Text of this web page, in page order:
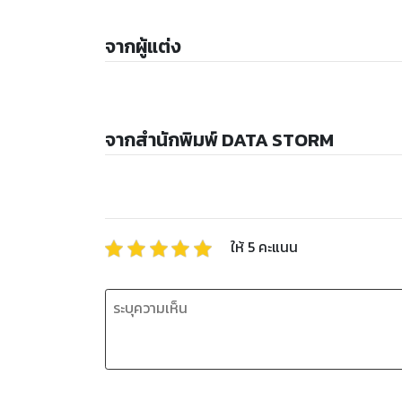
จากผู้แต่ง
จากสำนักพิมพ์ DATA STORM
ให้ 5 คะแนน